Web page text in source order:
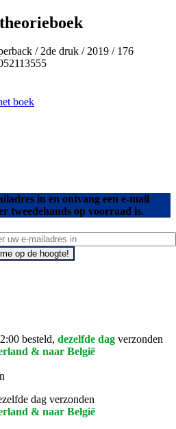
/ 2de druk / 2019 / 176
boek
in en ontvang een e-mail
tweedehands op voorraad is.
op de hoogte!
besteld, dezelfde dag verzonden
& naar België
dag verzonden
& naar België